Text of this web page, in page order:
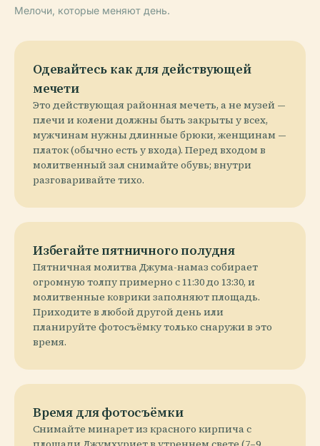
Мелочи, которые меняют день.
Одевайтесь как для действующей
мечети
Это действующая районная мечеть, а не музей —
плечи и колени должны быть закрыты у всех,
мужчинам нужны длинные брюки, женщинам —
платок (обычно есть у входа). Перед входом в
молитвенный зал снимайте обувь; внутри
разговаривайте тихо.
Избегайте пятничного полудня
Пятничная молитва Джума-намаз собирает
огромную толпу примерно с 11:30 до 13:30, и
молитвенные коврики заполняют площадь.
Приходите в любой другой день или
планируйте фотосъёмку только снаружи в это
время.
Время для фотосъёмки
Снимайте минарет из красного кирпича с